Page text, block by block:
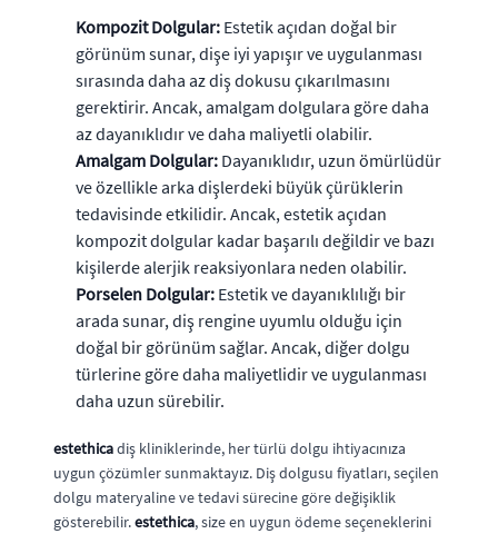
Kompozit Dolgular: Estetik açıdan doğal bir
görünüm sunar, dişe iyi yapışır ve uygulanması
sırasında daha az diş dokusu çıkarılmasını
gerektirir. Ancak, amalgam dolgulara göre daha
az dayanıklıdır ve daha maliyetli olabilir.
Amalgam Dolgular: Dayanıklıdır, uzun ömürlüdür
ve özellikle arka dişlerdeki büyük çürüklerin
tedavisinde etkilidir. Ancak, estetik açıdan
kompozit dolgular kadar başarılı değildir ve bazı
kişilerde alerjik reaksiyonlara neden olabilir.
Porselen Dolgular: Estetik ve dayanıklılığı bir
arada sunar, diş rengine uyumlu olduğu için
doğal bir görünüm sağlar. Ancak, diğer dolgu
türlerine göre daha maliyetlidir ve uygulanması
daha uzun sürebilir.
estethicadiş kliniklerinde, her türlü dolgu ihtiyacınıza
uygun çözümler sunmaktayız. Diş dolgusu fiyatları, seçilen
dolgu materyaline ve tedavi sürecine göre değişiklik
gösterebilir.estethica, size en uygun ödeme seçeneklerini